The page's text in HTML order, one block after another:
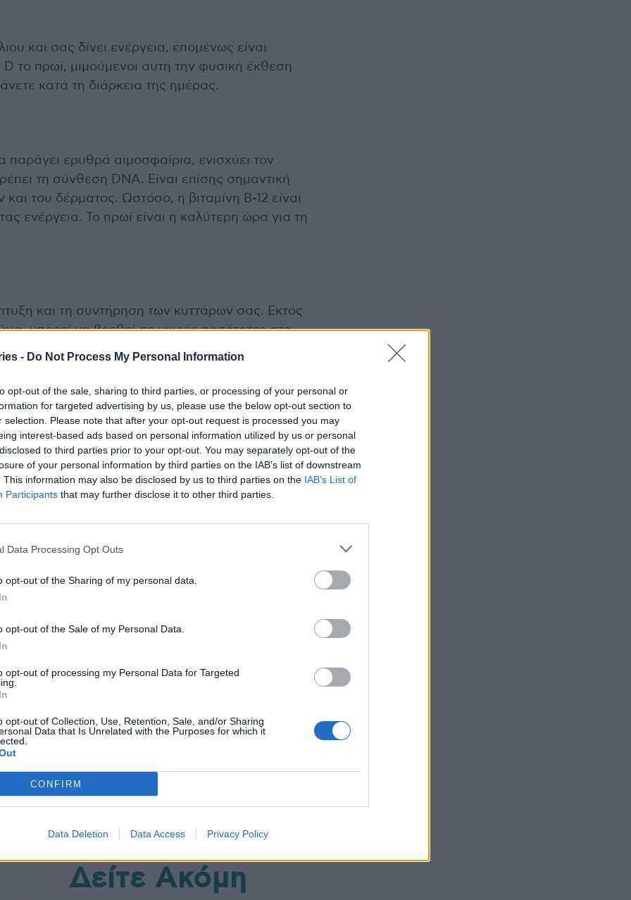
- Do Not Process My Personal Information
opt-out of the sale, sharing to third parties, or processing of your personal or
for targeted advertising by us, please use the below opt-out section to
selection. Please note that after your opt-out request is processed you may
interest-based ads based on personal information utilized by us or personal
to third parties prior to your opt-out. You may separately opt-out of the
of your personal information by third parties on the IAB’s list of downstream
This information may also be disclosed by us to third parties on the IAB’s List of
Participants that may further disclose it to other third parties.
Data Processing Opt Outs
opt-out of the Sharing of my personal data.
opt-out of the Sale of my Personal Data.
opt-out of processing my Personal Data for Targeted
opt-out of Collection, Use, Retention, Sale, and/or Sharing
Data that Is Unrelated with the Purposes for which it
CONFIRM
Data Deletion Data Access Privacy Policy
και σας δίνει ενέργεια, επομένως είναι
το πρωί, μιμούμενοι αυτή την φυσική έκθεση
κατά τη διάρκεια της ημέρας.
ερυθρά αιμοσφαίρια, ενισχύει τον
τη σύνθεση DNA. Είναι επίσης σημαντική
του δέρματος. Ωστόσο, η βιταμίνη B-12 είναι
ενέργεια. Το πρωί είναι η καλύτερη ώρα για τη
και τη συντήρηση των κυττάρων σας. Εκτός
μπορεί να βρεθεί σε μικρές ποσότητες στο
Ωστόσο, μερικοί άνθρωποι επιλέγουν να
Q10 για να αυξήσουν τα επίπεδά τους.
με την ηλικία και επίσης έχουν βρεθεί να
παθήσεις, όπως καρδιακές παθήσεις, και
της χοληστερόλης, τις στατίνες.
πολυδιεγερτικά, οπότε καλύτερα να τα
έναν σπάνιο όγκο εγκεφάλου – Μοναδική
ισχύει, τι λένε ασφαλισμένοι και φαρμακοποιοί
συμπληρώματα βιταμινών
Δείτε Ακόμη